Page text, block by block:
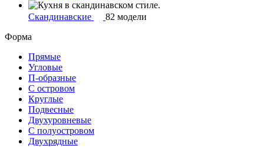
Скандинавские
82 модели
Форма
Прямые
Угловые
П-образные
С островом
Круглые
Подвесные
Двухуровневые
С полуостровом
Двухрядные